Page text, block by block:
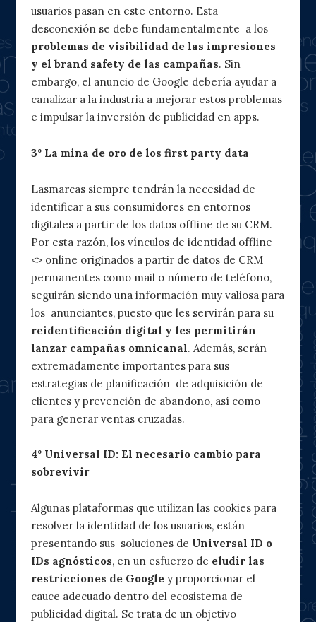
usuarios pasan en este entorno. Esta
desconexión se debe fundamentalmente a los
problemas de visibilidad de las impresiones
y el brand safety de las campañas. Sin
embargo, el anuncio de Google debería ayudar a
canalizar a la industria a mejorar estos problemas
e impulsar la inversión de publicidad en apps.
3º La mina de oro de los first party data
Lasmarcas siempre tendrán la necesidad de
identificar a sus consumidores en entornos
digitales a partir de los datos offline de su CRM.
Por esta razón, los vínculos de identidad offline
<> online originados a partir de datos de CRM
permanentes como mail o número de teléfono,
seguirán siendo una información muy valiosa para
los anunciantes, puesto que les servirán para su
reidentificación digital y les permitirán
lanzar campañas omnicanal. Además, serán
extremadamente importantes para sus
estrategias de planificación de adquisición de
clientes y prevención de abandono, así como
para generar ventas cruzadas.
4º Universal ID: El necesario cambio para
sobrevivir
Algunas plataformas que utilizan las cookies para
resolver la identidad de los usuarios, están
presentando sus soluciones de Universal ID o
IDs agnósticos, en un esfuerzo de eludir las
restricciones de Google y proporcionar el
cauce adecuado dentro del ecosistema de
publicidad digital. Se trata de un objetivo